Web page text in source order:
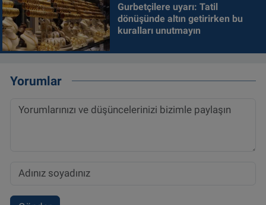
Gurbetçilere uyarı: Tatil
dönüşünde altın getirirken bu
kuralları unutmayın
Yorumlar